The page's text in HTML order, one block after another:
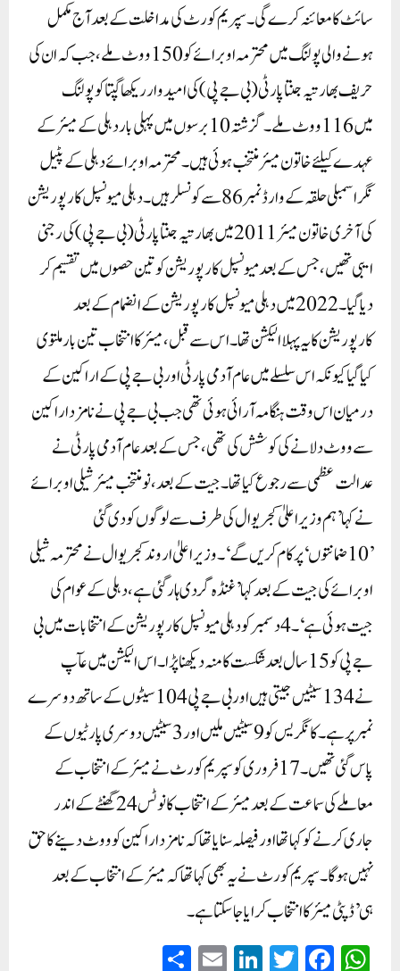
سائٹ کا معائنہ کرے گی۔سپریم کورٹ کی مداخلت کے بعد آج مکمل
ہونے والی پولنگ میں محترمہ اوبرائے کو 150ووٹ ملے ، جب کہ ان کی
حریف بھارتیہ جنتا پارٹی (بی جے پی) کی امیدوار ریکھا گپتا کو پولنگ
میں 116ووٹ ملے۔ گزشتہ 10برسوں میں پہلی بار دہلی کے میئر کے
عہدے کیلئے خاتون میئر منتخب ہوئی ہیں۔ محترمہ اوبرائے دہلی کے پٹیل
نگر اسمبلی حلقہ کے وارڈ نمبر 86سے کونسلر ہیں۔دہلی میونسپل کارپوریشن
کی آخری خاتون میئر 2011میں بھارتیہ جنتا پارٹی (بی جے پی) کی رجنی
ایبی تھیں، جس کے بعد میونسپل کارپوریشن کو تین حصوں میں تقسیم کر
دیا گیا۔ 2022میں دہلی میونسپل کارپوریشن کے انضمام کے بعد
کارپوریشن کا یہ پہلا الیکشن تھا۔ اس سے قبل، میئر کا انتخاب تین بار ملتوی
کیا گیا کیونکہ اس سلسلے میں عام آدمی پارٹی اور بی جے پی کے اراکین کے
درمیان اس وقت ہنگامہ آرائی ہوئی تھی جب بی جے پی نے نامز د اراکین
سے ووٹ دلانے کی کوشش کی تھی، جس کے بعد عام آدمی پارٹی نے
عدالت عظمی سے رجوع کیا تھا۔جیت کے بعد، نو منتخب میئر شیلی اوبرائے
نے کہا’ہم وزیر اعلیٰ کجریوال کی طرف سے لوگوں کو دی گئی
’10ضمانتوں‘ پر کام کریں گے‘۔وزیر اعلیٰ اروند کجریوال نے محترمہ شیلی
اوبرائے کی جیت کے بعد کہا’غنڈہ گردی ہار گئی ہے ، دہلی کے عوام کی
جیت ہوئی ہے‘۔4 دسمبر کو دہلی میونسپل کارپوریشن کے انتخابات میں بی
جے پی کو 15سال بعد شکست کا منہ دیکھنا پڑا۔ اس الیکشن میں عآپ
نے 134سیٹیں جیتی ہیں اور بی جے پی 104سیٹوں کے ساتھ دوسرے
نمبر پر ہے ۔ کانگریس کو 9سیٹیں ملیں اور3سیٹیں دوسری پارٹیوں کے
پاس گئی تھیں۔ 17فروری کو سپریم کورٹ نے میئر کے انتخاب کے
معاملے کی سماعت کے بعد میئر کے انتخاب کا نوٹس 24گھنٹے کے اندر
جاری کرنے کو کہا تھا اور فیصلہ سنایا تھا کہ نامزد اراکین کو ووٹ دینے کا حق
نہیں ہوگا۔ سپریم کورٹ نے یہ بھی کہا تھا کہ میئر کے انتخاب کے بعد
ہی’ڈپٹی میئر کا انتخاب کرایا جا سکتا ہے ۔
W
Fa
T
Li
E